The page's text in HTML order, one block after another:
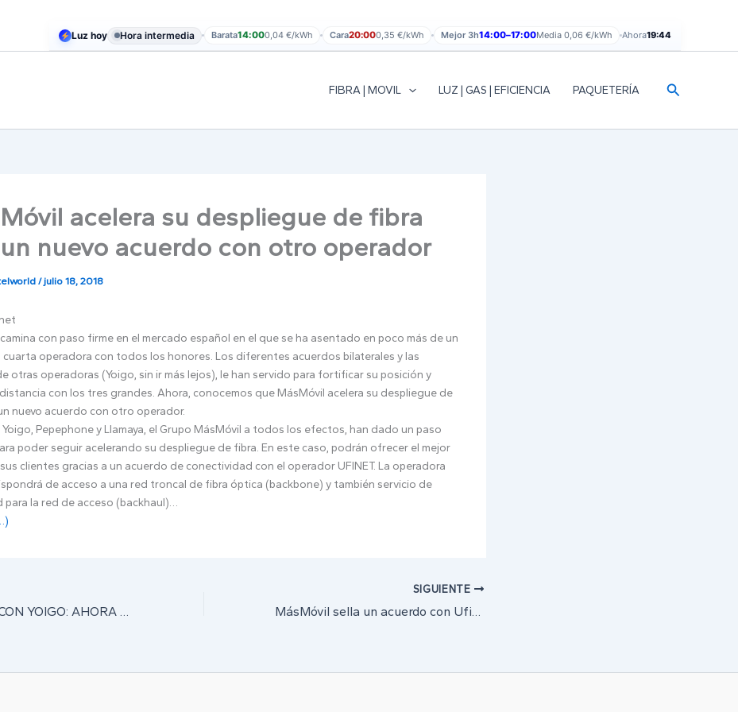
Luz hoy Hora intermedia Barata14:000,04 €/kWh Cara20:000,35 €/kWh Mejor 3h14:00–17:00Media 0,06 €/kWh Ahora19:44
FIBRA | MOVIL LUZ | GAS | EFICIENCIA PAQUETERÍA Buscar
acelera su despliegue de fibra
nuevo acuerdo con otro operador
/julio 18, 2018
con paso firme en el mercado español en el que se ha asentado en poco más de un
cuarta operadora con todos los honores. Los diferentes acuerdos bilaterales y las
otras operadoras (Yoigo, sin ir más lejos), le han servido para fortificar su posición y
con los tres grandes. Ahora, conocemos que MásMóvil acelera su despliegue de
nuevo acuerdo con otro operador.
Yoigo, Pepephone y Llamaya, el Grupo MásMóvil a todos los efectos, han dado un paso
poder seguir acelerando su despliegue de fibra. En este caso, podrán ofrecer el mejor
clientes gracias a un acuerdo de conectividad con el operador UFINET. La operadora
de acceso a una red troncal de fibra óptica (backbone) y también servicio de
para la red de acceso (backhaul)…
SKY GRATIS CON YOIGO: AHORA YA TE PUEDES BAJAR DE TUS PLANES DE VERANO
SIGUIENTE
MásMóvil sella un acuerdo con Ufinet para ampliar su red de fibra